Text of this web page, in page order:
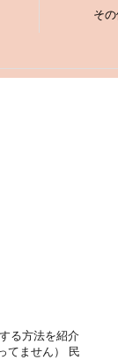
そ
る方法を紹介
てません） 民